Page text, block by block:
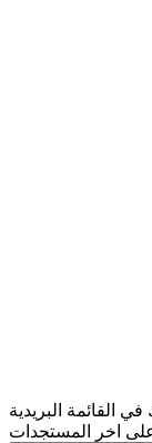
القائمة البريدية
على اخر المستجدات